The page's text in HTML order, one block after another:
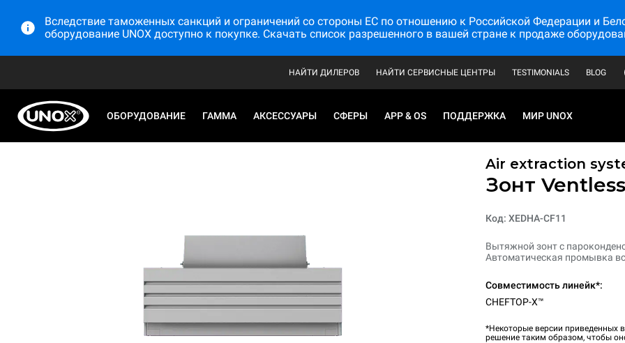
Вследствие таможенных санкций и ограничений со стороны ЕС по отношению к Российской Федерации и
оборудование UNOX доступно к покупке. Скачать список разрешенного в вашей стране к продаже
НАЙТИ ДИЛЕРОВ НАЙТИ СЕРВИСНЫЕ ЦЕНТРЫ TESTIMONIALS BLOG
ОБОРУДОВАНИЕ ГАММА АКСЕССУАРЫ СФЕРЫ APP & OS ПОДДЕРЖКА МИР UNOX
Air extraction
Зонт
Код: XEDHA-CF11
Вытяжной зонт с
Автоматическая промывка
Совместимость линейк*:
CHEFTOP-X™
*Некоторые версии приведенных
решение таким образом, чтобы